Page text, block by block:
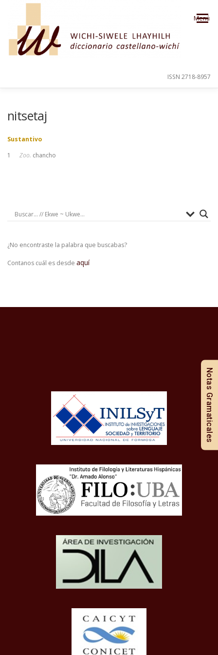
Saltar al contenido
Menú
ORDEN ALFABÉTICO
ISSN 2718-8957
nitsetaj
Sustantivo
1 Zoo. chancho
¿No encontraste la palabra que buscabas?
Contanos cuál es desde aquí
Notas Gramaticales